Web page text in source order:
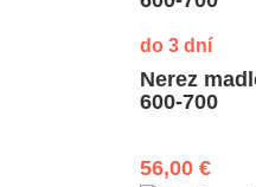
do 3 dní
Nerez
600-700
56,00 €